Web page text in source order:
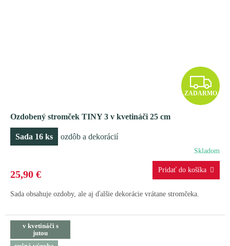
Z
A
A
R
O
ZADARMO
Ozdobený stromček TINY 3 v kvetináči 25 cm
Sada 16 ks ozdôb a dekorácií
Skladom
25,90 €
Sada obsahuje ozdoby, ale aj ďalšie dekorácie vrátane stromčeka.
v kvetináči s
jutou